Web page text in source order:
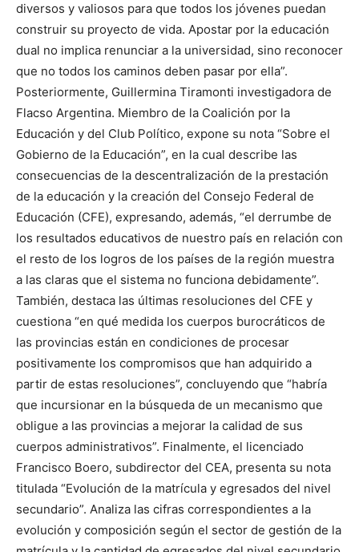
diversos y valiosos para que todos los jóvenes puedan
construir su proyecto de vida. Apostar por la educación
dual no implica renunciar a la universidad, sino reconocer
que no todos los caminos deben pasar por ella”.
Posteriormente, Guillermina Tiramonti investigadora de
Flacso Argentina. Miembro de la Coalición por la
Educación y del Club Político, expone su nota “Sobre el
Gobierno de la Educación”, en la cual describe las
consecuencias de la descentralización de la prestación
de la educación y la creación del Consejo Federal de
Educación (CFE), expresando, además, “el derrumbe de
los resultados educativos de nuestro país en relación con
el resto de los logros de los países de la región muestra
a las claras que el sistema no funciona debidamente”.
También, destaca las últimas resoluciones del CFE y
cuestiona “en qué medida los cuerpos burocráticos de
las provincias están en condiciones de procesar
positivamente los compromisos que han adquirido a
partir de estas resoluciones”, concluyendo que “habría
que incursionar en la búsqueda de un mecanismo que
obligue a las provincias a mejorar la calidad de sus
cuerpos administrativos”. Finalmente, el licenciado
Francisco Boero, subdirector del CEA, presenta su nota
titulada “Evolución de la matrícula y egresados del nivel
secundario”. Analiza las cifras correspondientes a la
evolución y composición según el sector de gestión de la